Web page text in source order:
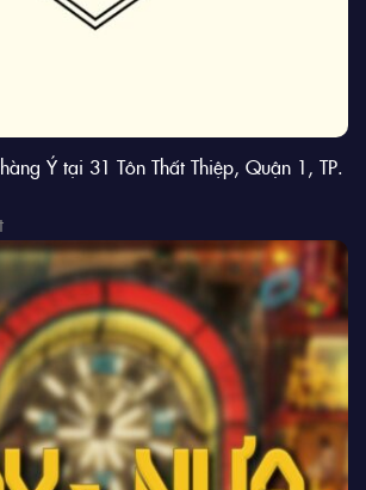
Ý tại 31 Tôn Thất Thiệp, Quận 1, TP.